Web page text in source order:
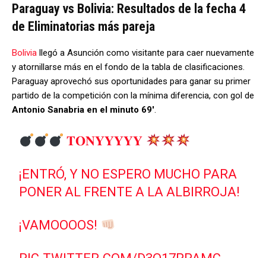
Paraguay vs Bolivia: Resultados de la fecha 4
de Eliminatorias más pareja
Bolivia llegó a Asunción como visitante para caer nuevamente
y atornillarse más en el fondo de la tabla de clasificaciones.
Paraguay aprovechó sus oportunidades para ganar su primer
partido de la competición con la mínima diferencia, con gol de
Antonio Sanabria en el minuto 69′.
𝐓𝐎𝐍𝐘𝐘𝐘𝐘𝐘
¡ENTRÓ, Y NO ESPERO MUCHO PARA
PONER AL FRENTE A LA ALBIRROJA!
¡VAMOOOOS!